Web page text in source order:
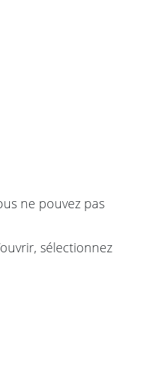
ne pouvez pas
sélectionnez